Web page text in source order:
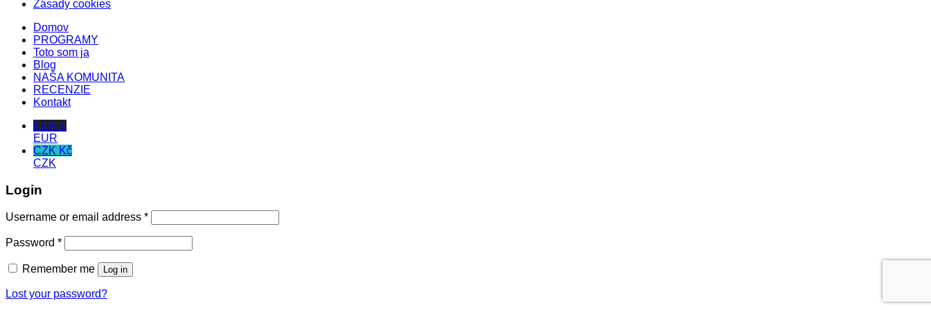
Zásady cookies
Domov
PROGRAMY
Toto som ja
Blog
NAŠA KOMUNITA
RECENZIE
Kontakt
EUR €
EUR
CZK Kč
CZK
Login
Username or email address *Required
Password *Required
Remember me Log in
Lost your password?